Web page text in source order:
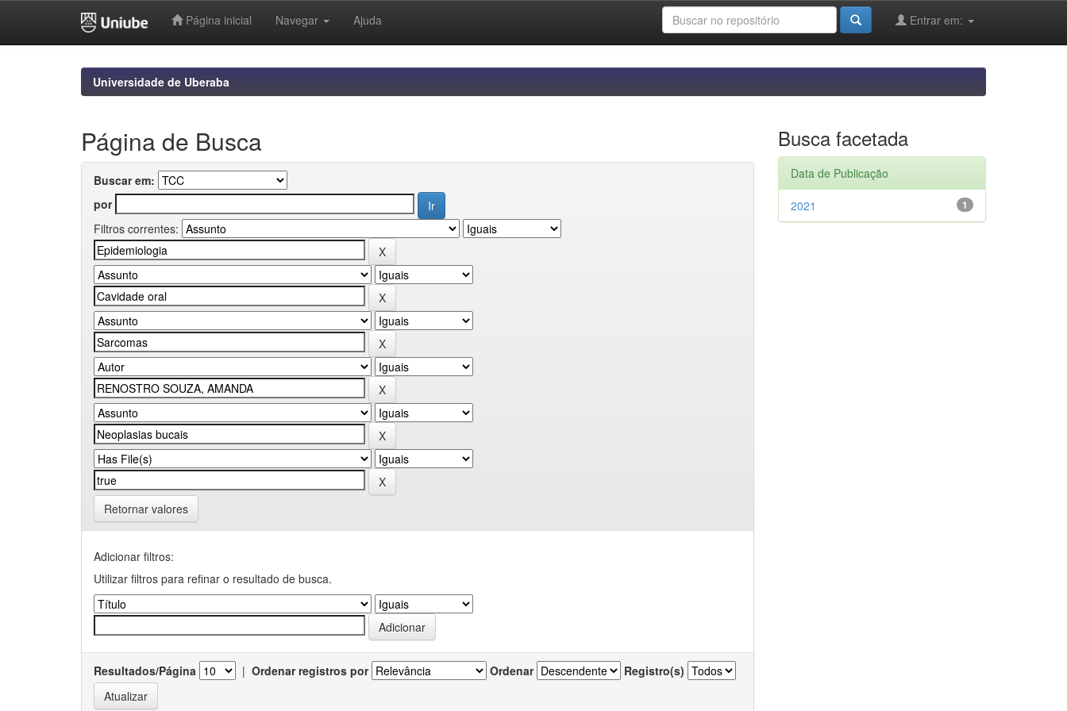
Página inicial Navegar Ajuda Entrar em:
Universidade de Uberaba
Página de Busca
Buscar em:
por
Filtros correntes:
Retornar valores
Adicionar filtros:
Utilizar filtros para refinar o resultado de busca.
Resultados/Página | Ordenar registros por Ordenar Registro(s)
Busca facetada
Data de Publicação
1
2021